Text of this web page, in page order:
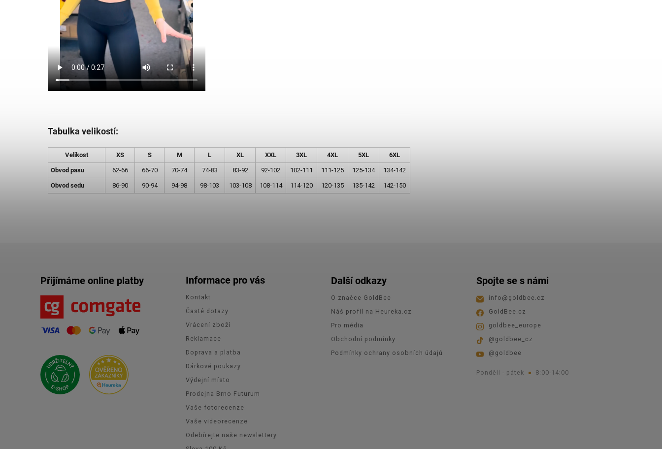
Tabulka velikostí:
Velikost XS S M L XL XXL 3XL 4XL 5XL 6XL
Obvod pasu 62-66 66-70 70-74 74-83 83-92 92-102 102-111 111-125 125-134 134-142
Obvod sedu 86-90 90-94 94-98 98-103 103-108 108-114 114-120 120-135 135-142 142-150
Přijímáme online platby Informace pro vás
Kontakt
Časté dotazy
Vrácení zboží
Reklamace
Doprava a platba
Dárkové poukazy
Výdejní místo
Prodejna Brno Futurum
Vaše fotorecenze
Vaše videorecenze
Odebírejte naše newslettery
Další odkazy
O značce GoldBee
Náš profil na Heureka.cz
Pro média
Obchodní podmínky
Podmínky ochrany osobních údajů
Spojte se s námi
info @ goldbee.cz
GoldBee.cz
goldbee_europe
@goldbee_cz
@goldbee
Pondělí - pátek 8:00-14:00